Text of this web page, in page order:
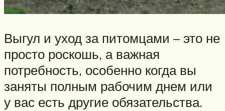
Выгул и уход за питомцами – это не
просто роскошь, а важная
потребность, особенно когда вы
заняты полным рабочим днем или
у вас есть другие обязательства.